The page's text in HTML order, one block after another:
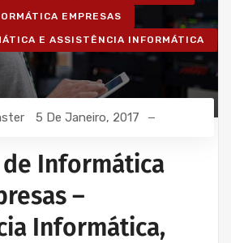
EMPRESAS
E ASSISTÊNCIA INFORMÁTICA
5 De Janeiro, 2017
Informática
–
Informática,